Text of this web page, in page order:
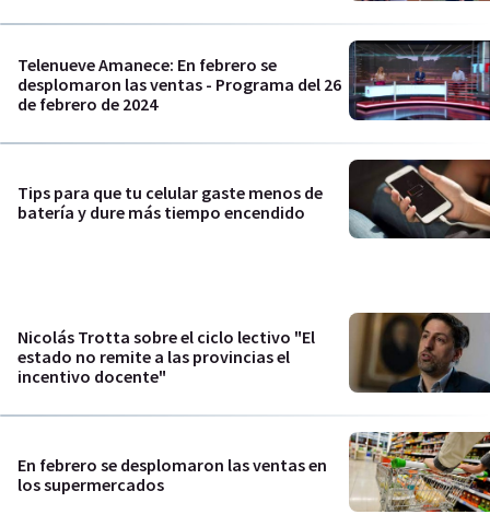
Telenueve Amanece: En febrero se
desplomaron las ventas - Programa del 26
de febrero de 2024
Tips para que tu celular gaste menos de
batería y dure más tiempo encendido
Nicolás Trotta sobre el ciclo lectivo "El
estado no remite a las provincias el
incentivo docente"
En febrero se desplomaron las ventas en
los supermercados